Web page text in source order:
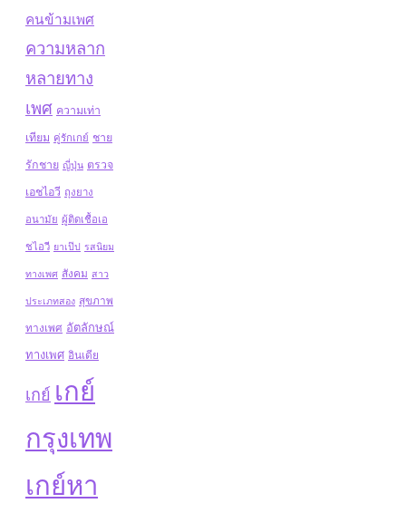
คนข้ามเพศ
ความหลาก
หลายทาง
เพศ ความเท่า
เทียม คู่รักเกย์ ชาย
รักชาย ญี่ปุ่น ตรวจ
เอชไอวี ถุงยาง
อนามัย ผู้ติดเชื้อเอ
ชไอวี ยาเป๊ป รสนิยม
ทางเพศ สังคม สาว
ประเภทสอง สุขภาพ
ทางเพศ อัตลักษณ์
ทางเพศ อินเดีย
เกย์ เกย์
กรุงเทพ
เกย์หา